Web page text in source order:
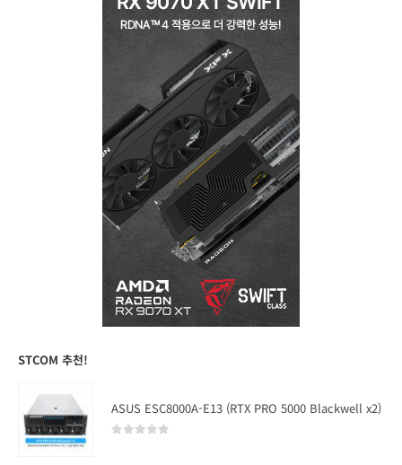
STCOM 추천!
ASUS ESC8000A-E13 (RTX PRO 5000 Blackwell x2)